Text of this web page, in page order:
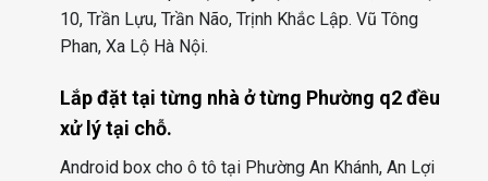
10, Trần Lựu, Trần Não, Trịnh Khắc Lập. Vũ Tông
Phan, Xa Lộ Hà Nội.
Lắp đặt tại từng nhà ở từng Phường q2 đều
xử lý tại chỗ.
Android box cho ô tô tại Phường An Khánh, An Lợi